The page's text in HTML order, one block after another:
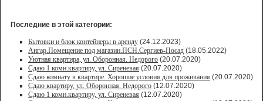
Последние в этой категории:
Бытовки и блок контейнеры в аренду (24.12.2023)
Ангар.Помещение под магазин.ПСН.Сергиев-Посад (18.05.2022)
Уютная квартира, ул. Оборонная. Недорого (20.07.2020)
Сдаю 1 комн.квартиру, ул. Сиреневая (20.07.2020)
Сдаю комнату в квартире. Хорошие условия для проживания (20.07.2020)
Сдаю квартиру, ул. Оборонная. Недорого (12.07.2020)
Сдаю 1 комн.квартиру, ул. Сиреневая (12.07.2020)